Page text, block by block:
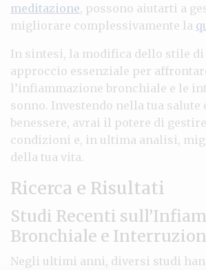
meditazione, possono aiutarti a
migliorare complessivamente la
In sintesi, la modifica dello stile di
approccio essenziale per
l’infiammazione bronchiale e le
sonno. Investendo nella tua salute
benessere, avrai il potere di
condizioni e, in ultima analisi,
della tua vita.
Ricerca e Risultati
Studi Recenti
Bronchiale e
Negli ultimi anni, diversi studi